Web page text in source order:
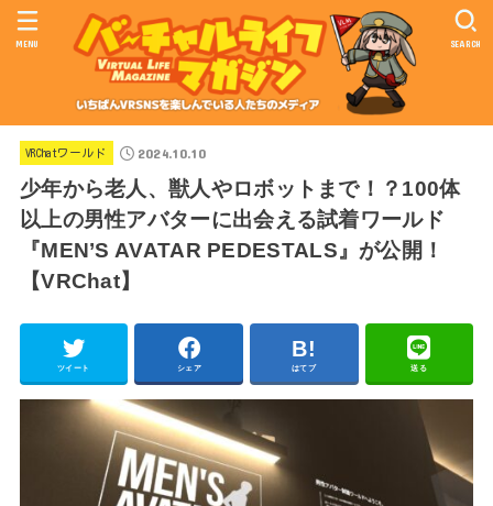
SEARCH
MENU
VRChatワールド 2024.10.10
少年から老人、獣人やロボットまで！？100体
以上の男性アバターに出会える試着ワールド
『MEN’S AVATAR PEDESTALS』が公開！
【VRChat】
ツイート シェア はてブ 送る